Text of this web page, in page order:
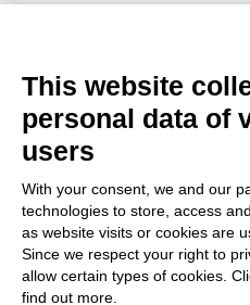
OBJECT
LOCATION
CENTURY
This website
personal data of
users
With your consent, we and our
technologies to store, access
as website visits or cookies are
Since we respect your right to
allow certain types of cookies.
find out more.